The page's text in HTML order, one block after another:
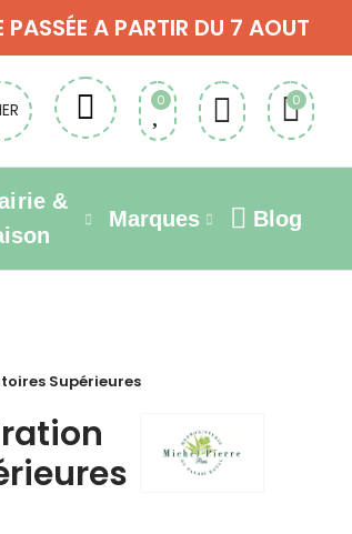
A PARTIR DU 7 AOUT
0 0
&
Marques Blog
Supérieures